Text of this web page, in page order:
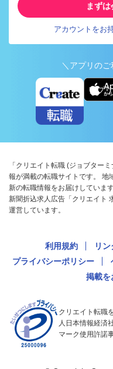
まずは
アカウントをお
＼アプリの
アプ
「クリエイト転職 (ジョブター
報が満載の転職サイトです。 地
新の転職情報をお届けしています
新聞折込求人広告「クリエイト
運営しています。
利用規約 リ
プライバシーポリシー
掲載を
クリエイト転職
人日本情報経済
マーク使用許諾